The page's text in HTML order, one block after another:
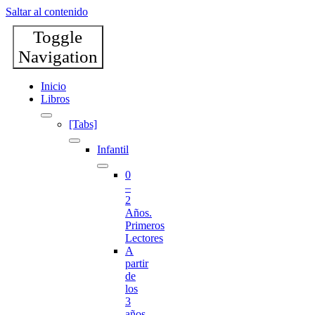
Saltar al contenido
Toggle
Navigation
Inicio
Libros
[Tabs]
Infantil
0
–
2
Años.
Primeros
Lectores
A
partir
de
los
3